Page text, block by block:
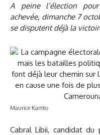
A peine l’élection
achevée, dimanche 7
se disputent déjà la
Maurice Kamto
Cabral Libii, candidat